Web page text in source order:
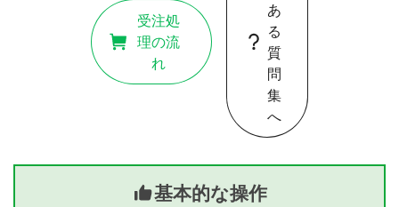
受注処
理の流
れ
あ
る
質
問
集
へ
基本的な操作